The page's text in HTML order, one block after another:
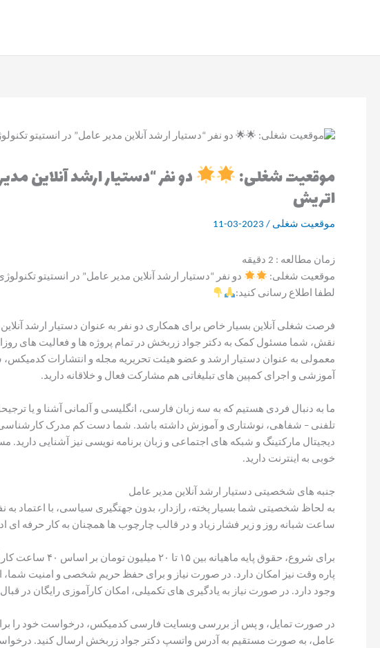
موقعیت شغلی: دو نفر “دستیار ارشد آنلاین
اتریش
موقعیت شغلی /
2023-03-11
زمان مطالعه : 2 دقیقه
موقعیت شغلی:
دو نفر “دستیار ارشد آنلاین مدیر عامل” در انستیتو
لطفا اطلاع رسانی کنید:
فرصت شغلی آنلاین بسیار خاص برای همکاری دو نفر به عنوان دستیار ارشد
نقش، شما مسئول کمک به دکتر جواد زربخش در تمام پروژه ها و فعالیت های
معمولی به عنوان دستیار ارشد و عضو هیئت تحریریه مجله و انتشارات
آموزشی و اجرای کمپین های تبلیغاتی هم مشارکت فعال و خلاقانه دارید.
ما به دنبال فردی هستیم که به سه زبان فارسی، انگلیسی و آلمانی آشنا و یا
تلفنی – شفاهی، نوشتاری و آموزش داشته باشد. شما دست کم مدرک کارشناسی
دیجیتال مارکتینگ و شبکه های اجتماعی و زبان برنامه نویسی نیز آشنایی
خوبی به اینترنت دارید.
جنبه های شخصیتی دستیار ارشد آنلاین مدیر عامل
به لحاظ شخصیتی شما بسیار پخته، رازدار، بدون جهتگیری سیاسی، با اعتماد
ساعت شبانه روز و زیر فشار زیاد و در قالب چارچوب ها همچنان به کار حرفه ای
برای شروع، حقوق
پاره وقت نیز امکان دارد. در صورت نیاز و برای حفظ حریم شخصی و امنیت
وجود دارد. در صورت نیاز به یادگیری های تکمیلی، امکان کارآموزی رایگان در
در صورت تمایل، و پس از بررسی وبسایت فارسی کدمیکس، درخواست خود را برای
عامل، به صورت مستقیم به آدرس واتسپ دکتر جواد زربخش ارسال کنید.